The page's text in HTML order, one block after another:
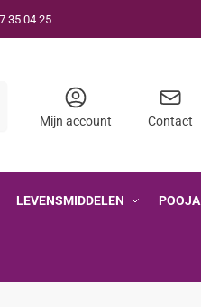
35 04 25
Mijn account Contact
LEVENSMIDDELEN POOJA